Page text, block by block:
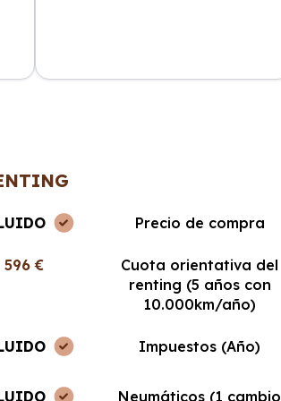
Precio de compra
596 €
Cuota orientativa del
renting (5 años con
10.000km/año)
Impuestos (Año)
Neumáticos (1 cambio